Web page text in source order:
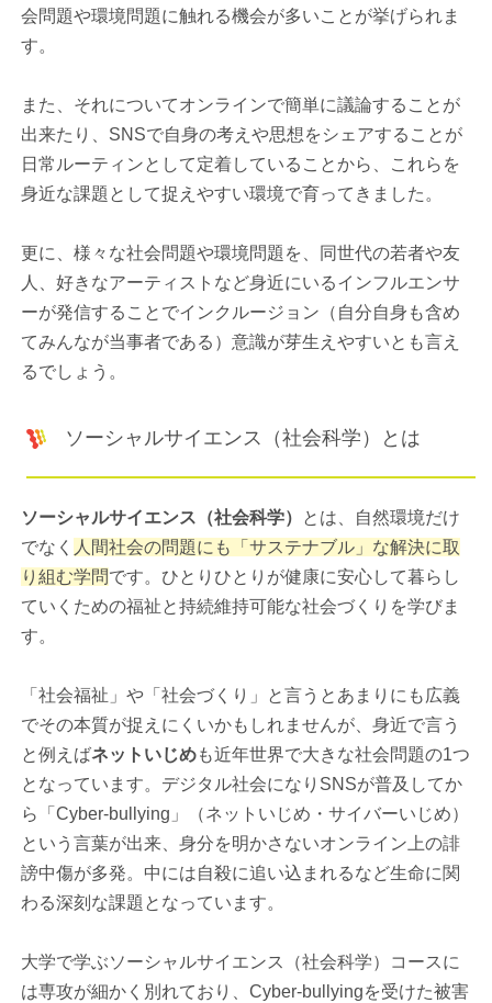
会問題や環境問題に触れる機会が多いことが挙げられま
す。
また、それについてオンラインで簡単に議論することが
出来たり、SNSで自身の考えや思想をシェアすることが
日常ルーティンとして定着していることから、これらを
身近な課題として捉えやすい環境で育ってきました。
更に、様々な社会問題や環境問題を、同世代の若者や友
人、好きなアーティストなど身近にいるインフルエンサ
ーが発信することでインクルージョン（自分自身も含め
てみんなが当事者である）意識が芽生えやすいとも言え
るでしょう。
ソーシャルサイエンス（社会科学）とは
ソーシャルサイエンス（社会科学）
とは、自然環境だけ
でなく 人間社会の問題にも「サステナブル」な解決に取
り組む学問です。ひとりひとりが健康に安心して暮らし
ていくための福祉と持続維持可能な社会づくりを学びま
す。
「社会福祉」や「社会づくり」と言うとあまりにも広義
でその本質が捉えにくいかもしれませんが、身近で言う
と例えばネットいじめも近年世界で大きな社会問題の1つ
となっています。デジタル社会になりSNSが普及してか
ら「Cyber-bullying」（ネットいじめ・サイバーいじめ）
という言葉が出来、身分を明かさないオンライン上の誹
謗中傷が多発。中には自殺に追い込まれるなど生命に関
わる深刻な課題となっています。
大学で学ぶソーシャルサイエンス（社会科学）コースに
は専攻が細かく別れており、Cyber-bullyingを受けた被害